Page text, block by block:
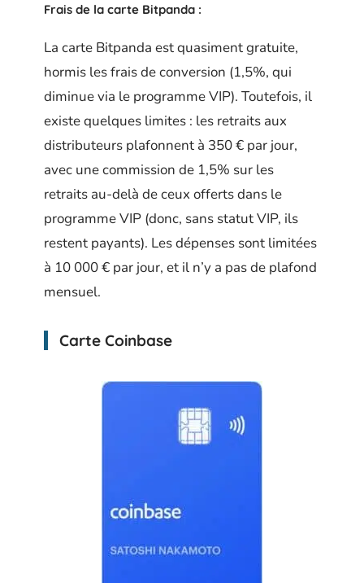
Frais de la carte Bitpanda :
La carte Bitpanda est quasiment gratuite,
hormis les frais de conversion (1,5%, qui
diminue via le programme VIP). Toutefois, il
existe quelques limites : les retraits aux
distributeurs plafonnent à 350 € par jour,
avec une commission de 1,5% sur les
retraits au-delà de ceux offerts dans le
programme VIP (donc, sans statut VIP, ils
restent payants). Les dépenses sont limitées
à 10 000 € par jour, et il n’y a pas de plafond
mensuel.
Carte Coinbase